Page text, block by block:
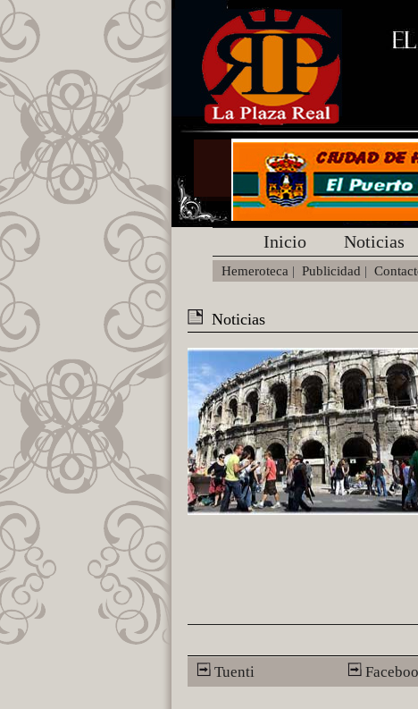
Inicio Noticias
Hemeroteca | Publicidad |
Noticias
Tuenti